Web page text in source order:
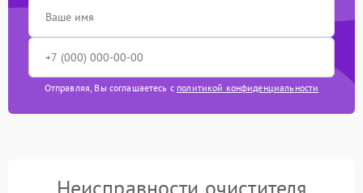
Отправляя, Вы соглашаетесь с политикой конфиденциальности